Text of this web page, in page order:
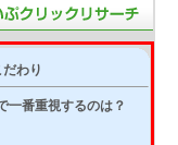
わり
一番重視するのは？